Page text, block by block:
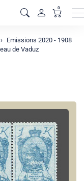
0
Emissions 2020 - 1908
de Vaduz